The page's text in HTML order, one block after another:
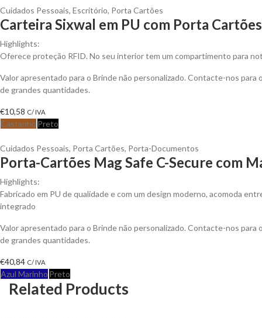
Cuidados Pessoais, Escritório, Porta Cartões
Carteira Sixwal em PU com Porta
Highlights:
Oferece proteção RFID. No seu interior tem um compartimento para
Valor apresentado para o Brinde não personalizado. Contacte-nos
de grandes quantidades.
€10,58 C/ IVA
Castanho Preto
Cuidados Pessoais, Porta Cartões, Porta-Documentos
Porta-Cartões Mag Safe C-Secure com
Highlights:
Fabricado em PU de qualidade e com um design moderno, acomoda
integrado
Valor apresentado para o Brinde não personalizado. Contacte-nos
de grandes quantidades.
€40,84 C/ IVA
Azul Marinho Preto
Related Products